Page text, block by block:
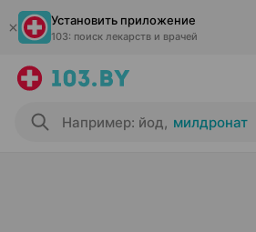
Установить приложение
103: поиск лекарств и врачей
Например: йод, милдронат